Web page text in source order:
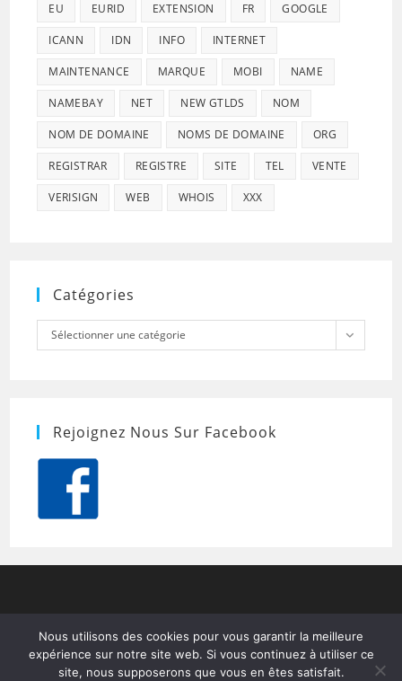
EU EURID EXTENSION FR GOOGLE
ICANN IDN INFO INTERNET
MAINTENANCE MARQUE MOBI NAME
NAMEBAY NET NEW GTLDS NOM
NOM DE DOMAINE NOMS DE DOMAINE ORG
REGISTRAR REGISTRE SITE TEL VENTE
VERISIGN WEB WHOIS XXX
Catégories
Catégories
Sélectionner une catégorie
Rejoignez Nous Sur Facebook
Nous utilisons des cookies pour vous garantir la meilleure
expérience sur notre site web. Si vous continuez à utiliser ce
site, nous supposerons que vous en êtes satisfait.